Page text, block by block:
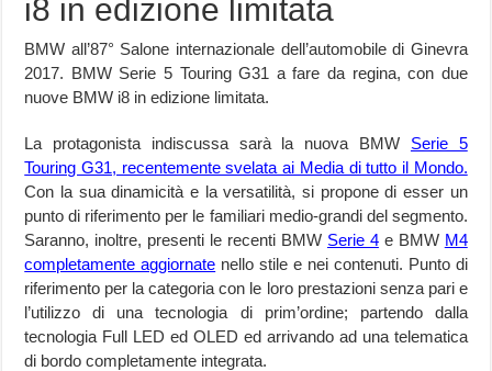
i8 in edizione limitata
BMW all’87° Salone internazionale dell’automobile di Ginevra
2017. BMW Serie 5 Touring G31 a fare da regina, con due
nuove BMW i8 in edizione limitata.
La protagonista indiscussa sarà la nuova BMW Serie 5
Touring G31, recentemente svelata ai Media di tutto il Mondo.
Con la sua dinamicità e la versatilità, si propone di esser un
punto di riferimento per le familiari medio-grandi del segmento.
Saranno, inoltre, presenti le recenti BMW Serie 4e BMW M4
completamente aggiornate nello stile e nei contenuti. Punto di
riferimento per la categoria con le loro prestazioni senza pari e
l’utilizzo di una tecnologia di prim’ordine; partendo dalla
tecnologia Full LED ed OLED ed arrivando ad una telematica
di bordo completamente integrata.